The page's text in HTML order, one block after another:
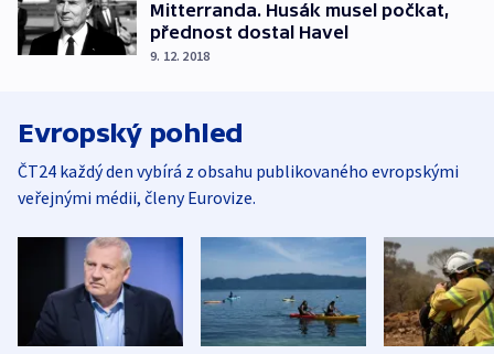
Mitterranda. Husák musel počkat,
přednost dostal Havel
9. 12. 2018
Evropský pohled
ČT24 každý den vybírá z obsahu publikovaného evropskými
veřejnými médii, členy Eurovize.